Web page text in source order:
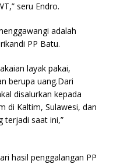
seru Endro.
adalah
PP Batu.
layak pakai,
berupa uang.Dari
disalurkan kepada
di Kaltim, Sulawesi, dan
terjadi saat ini,”
hasil penggalangan PP